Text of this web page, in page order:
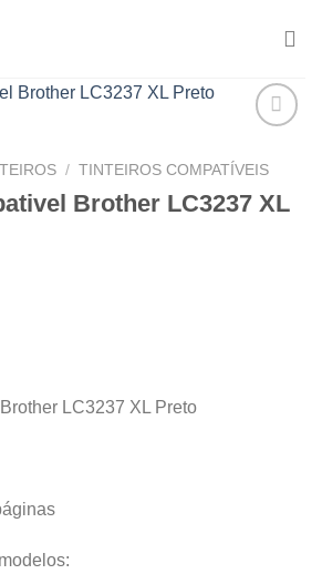
á lista de
/ TINTEIROS COMPATÍVEIS
Brother LC3237 XL
LC3237 XL Preto